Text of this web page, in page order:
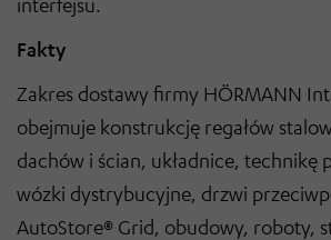
Fakty
Zakres dostawy firmy HÖRMANN
obejmuje konstrukcję regałów
dachów i ścian, układnice, technikę
wózki dystrybucyjne, drzwi
AutoStore® Grid, obudowy, roboty,